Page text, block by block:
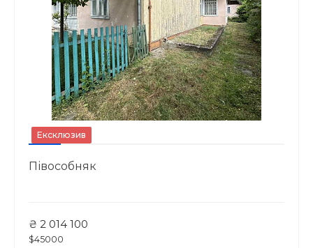
Ексклюзив
Півособняк
₴ 2 014 100
$45000